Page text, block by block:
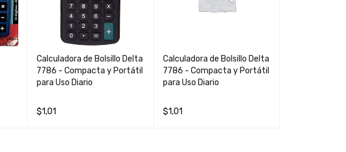
Calculadora de Bolsillo Delta
7786 - Compacta y Portátil
para Uso Diario
$1,01
Calculadora de Bolsillo Delta
7786 - Compacta y Portátil
para Uso Diario
$1,01